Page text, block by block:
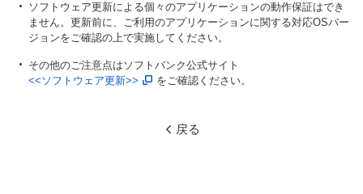
ソフトウェア更新による個々のアプリケーションの動作保証はでき
ません。更新前に、ご利用のアプリケーションに関する対応OSバー
ジョンをご確認の上で実施してください。
その他のご注意点はソフトバンク公式サイト
<<ソフトウェア更新>>
をご確認ください。
戻る